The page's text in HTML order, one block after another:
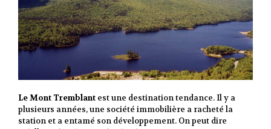
Le Mont Tremblant est une destination tendance. Il y a
plusieurs années, une société immobilière a racheté la
station et a entamé son développement. On peut dire